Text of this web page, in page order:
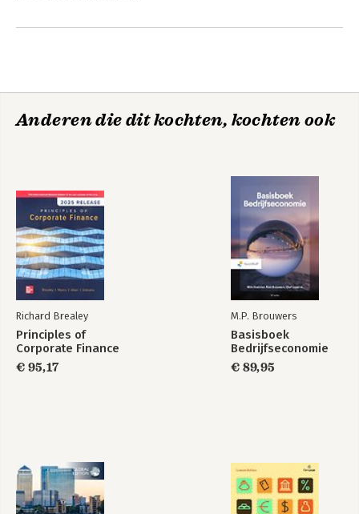
Anderen die dit kochten, kochten ook
Richard Brealey
Principles of
Corporate Finance
€ 95,17
M.P. Brouwers
Basisboek
Bedrijfseconomie
€ 89,95